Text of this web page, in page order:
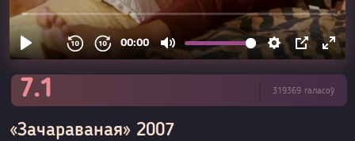
«Зачараваная» 2007
7.1 319369 галасоў